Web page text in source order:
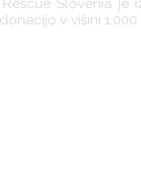
Rescue Slovenia
v višini